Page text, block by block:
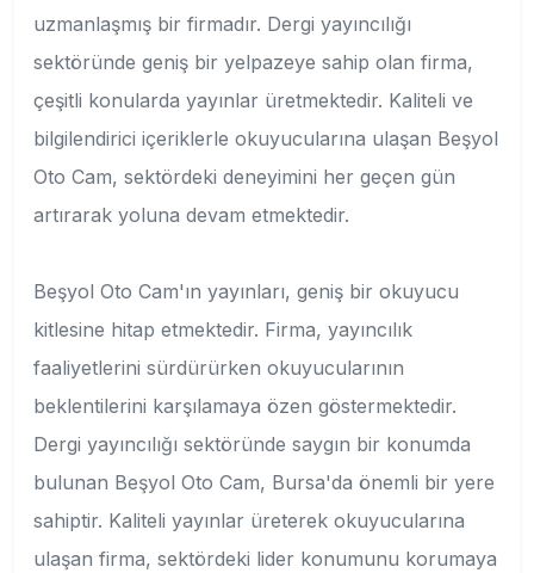
uzmanlaşmış bir firmadır. Dergi yayıncılığı
sektöründe geniş bir yelpazeye sahip olan firma,
çeşitli konularda yayınlar üretmektedir. Kaliteli ve
bilgilendirici içeriklerle okuyucularına ulaşan Beşyol
Oto Cam, sektördeki deneyimini her geçen gün
artırarak yoluna devam etmektedir.
Beşyol Oto Cam'ın yayınları, geniş bir okuyucu
kitlesine hitap etmektedir. Firma, yayıncılık
faaliyetlerini sürdürürken okuyucularının
beklentilerini karşılamaya özen göstermektedir.
Dergi yayıncılığı sektöründe saygın bir konumda
bulunan Beşyol Oto Cam, Bursa'da önemli bir yere
sahiptir. Kaliteli yayınlar üreterek okuyucularına
ulaşan firma, sektördeki lider konumunu korumaya